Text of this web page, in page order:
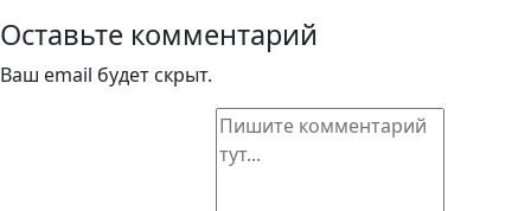
Оставьте комментарий
Ваш email будет скрыт.